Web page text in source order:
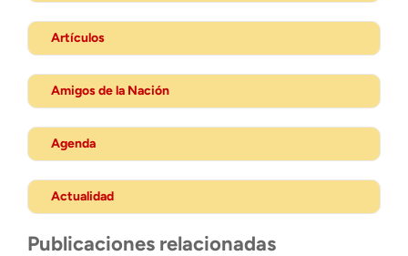
Artículos
Amigos de la Nación
Agenda
Actualidad
Publicaciones relacionadas